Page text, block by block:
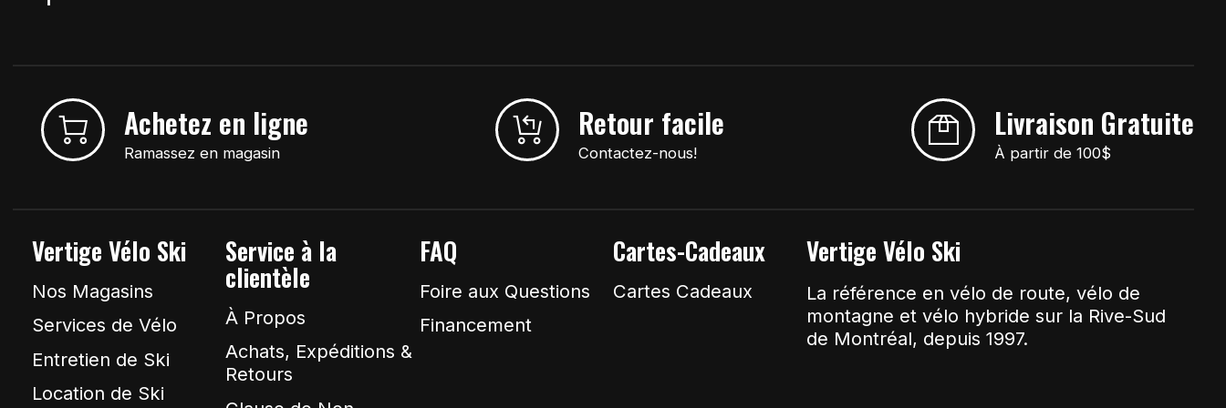
Achetez en ligne
Ramassez en magasin
Retour facile
Contactez-nous!
Livraison Gratuite
À partir de 100$
Vertige Vélo Ski
Nos Magasins
Services de Vélo
Entretien de Ski
Location de Ski
Service à la
clientèle
À Propos
Achats, Expéditions &
Retours
FAQ
Foire aux Questions
Financement
Cartes-Cadeaux
Cartes Cadeaux
Vertige Vélo Ski
La référence en vélo de route, vélo de
montagne et vélo hybride sur la Rive-Sud
de Montréal, depuis 1997.